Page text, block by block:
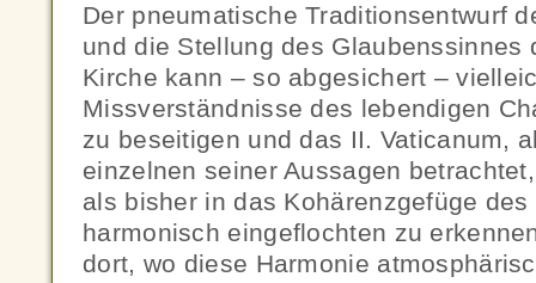
Der pneumatische Traditionsentwurf
und die Stellung des Glaubenssinnes
Kirche kann – so abgesichert –
Missverständnisse des lebendigen
zu beseitigen und das II. Vaticanum,
einzelnen seiner Aussagen
als bisher in das Kohärenzgefüge
harmonisch eingeflochten zu
dort, wo diese Harmonie